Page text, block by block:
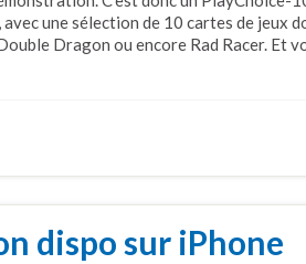
une sélection de 10 cartes de jeux
Dragon ou encore Rad Racer. Et
dispo sur iPhone